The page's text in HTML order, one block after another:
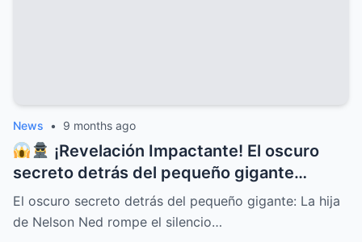
News • 9 months ago
¡Revelación Impactante! El oscuro
secreto detrás del pequeño gigante
Nelson Ned sale a la luz cuando su hija
rompe el silencio y deja al mundo en shock
El oscuro secreto detrás del pequeño gigante: La hija
de Nelson Ned rompe el silencio…